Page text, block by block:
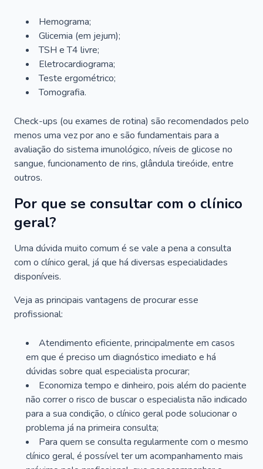
Hemograma;
Glicemia (em jejum);
TSH e T4 livre;
Eletrocardiograma;
Teste ergométrico;
Tomografia.
Check-ups (ou exames de rotina) são recomendados pelo
menos uma vez por ano e são fundamentais para a
avaliação do sistema imunológico, níveis de glicose no
sangue, funcionamento de rins, glândula tireóide, entre
outros.
Por que se consultar com o clínico
geral?
Uma dúvida muito comum é se vale a pena a consulta
com o clínico geral, já que há diversas especialidades
disponíveis.
Veja as principais vantagens de procurar esse
profissional:
Atendimento eficiente, principalmente em casos
em que é preciso um diagnóstico imediato e há
dúvidas sobre qual especialista procurar;
Economiza tempo e dinheiro, pois além do paciente
não correr o risco de buscar o especialista não indicado
para a sua condição, o clínico geral pode solucionar o
problema já na primeira consulta;
Para quem se consulta regularmente com o mesmo
clínico geral, é possível ter um acompanhamento mais